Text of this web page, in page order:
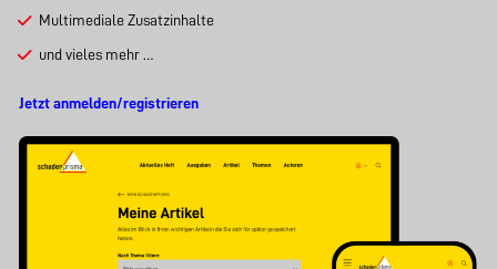
Multimediale Zusatzinhalte
und vieles mehr …
Jetzt anmelden/registrieren